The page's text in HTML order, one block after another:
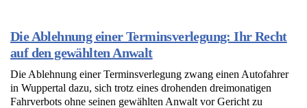
Die Ablehnung einer Terminsverlegung: Ihr Recht
auf den gewählten Anwalt
Die Ablehnung einer Terminsverlegung zwang einen Autofahrer
in Wuppertal dazu, sich trotz eines drohenden dreimonatigen
Fahrverbots ohne seinen gewählten Anwalt vor Gericht zu